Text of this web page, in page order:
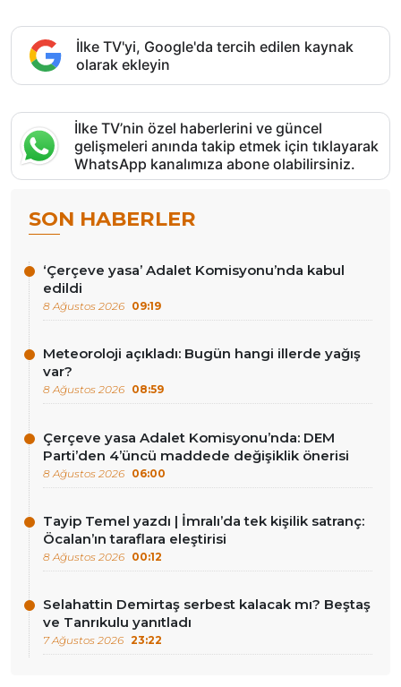
İlke TV'yi, Google'da tercih edilen kaynak
olarak ekleyin
İlke TV’nin özel haberlerini ve güncel
gelişmeleri anında takip etmek için tıklayarak
WhatsApp kanalımıza abone olabilirsiniz.
SON HABERLER
‘Çerçeve yasa’ Adalet Komisyonu’nda kabul
edildi
8 Ağustos 2026 09:19
Meteoroloji açıkladı: Bugün hangi illerde yağış
var?
8 Ağustos 2026 08:59
Çerçeve yasa Adalet Komisyonu’nda: DEM
Parti’den 4’üncü maddede değişiklik önerisi
8 Ağustos 2026 06:00
Tayip Temel yazdı | İmralı’da tek kişilik satranç:
Öcalan’ın taraflara eleştirisi
8 Ağustos 2026 00:12
Selahattin Demirtaş serbest kalacak mı? Beştaş
ve Tanrıkulu yanıtladı
7 Ağustos 2026 23:22